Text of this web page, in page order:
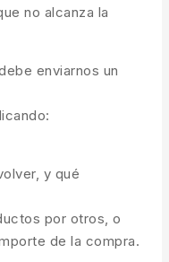
no alcanza la
enviarnos un
y qué
por otros, o
de la compra.